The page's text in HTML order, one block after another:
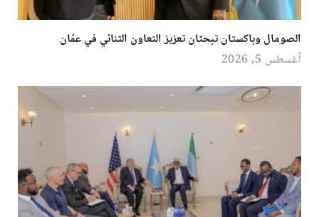
الصومال وباكستان تبحثان تعزيز التعاون الثنائي في عمّان
أغسطس 5, 2026